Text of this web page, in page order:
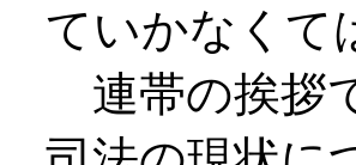
ていかなくて
連帯の挨拶